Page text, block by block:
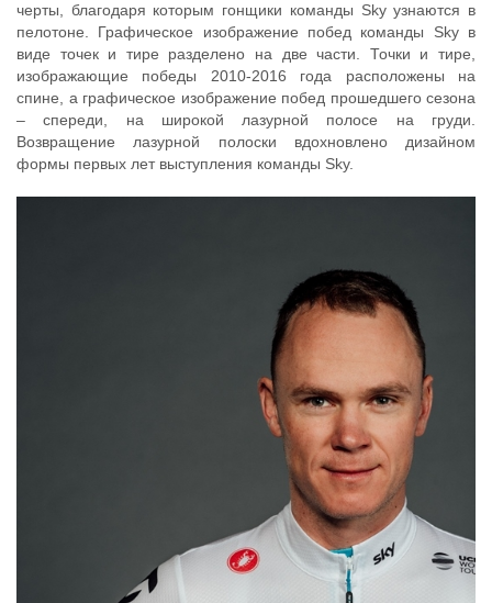
черты, благодаря которым гонщики команды Sky узнаются в
пелотоне. Графическое изображение побед команды Sky в
виде точек и тире разделено на две части. Точки и тире,
изображающие победы 2010-2016 года расположены на
спине, а графическое изображение побед прошедшего сезона
– спереди, на широкой лазурной полосе на груди.
Возвращение лазурной полоски вдохновлено дизайном
формы первых лет выступления команды Sky.